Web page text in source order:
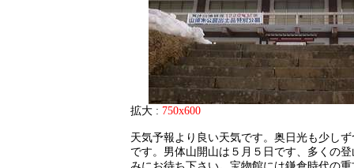
拡大 : 750x600
天気予報より良い天気です。奥日光も少し
です。男体山開山は５月５日です、多くの